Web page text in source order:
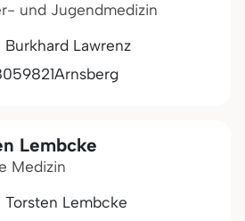
und Jugendmedizin
Burkhard Lawrenz
59821Arnsberg
Lembcke
Medizin
Torsten Lembcke